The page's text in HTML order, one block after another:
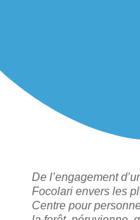
De l’engagement
Focolari envers les
Centre pour